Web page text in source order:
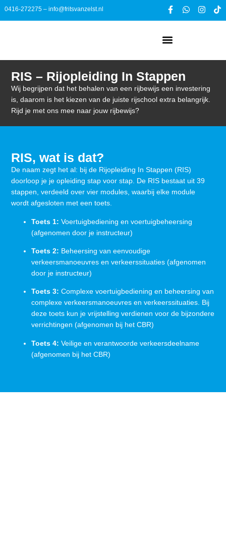
0416-272275– info@fritsvanzelst.nl
RIS – Rijopleiding In Stappen
Wij begrijpen dat het behalen van een rijbewijs een investering
is, daarom is het kiezen van de juiste rijschool extra belangrijk.
Rijd je met ons mee naar jouw rijbewijs?
RIS, wat is dat?
De naam zegt het al: bij de Rijopleiding In Stappen (RIS)
doorloop je je opleiding stap voor stap. De RIS bestaat uit 39
stappen, verdeeld over vier modules, waarbij elke module
wordt afgesloten met een toets.
Toets 1: Voertuigbediening en voertuigbeheersing
(afgenomen door je instructeur)
Toets 2: Beheersing van eenvoudige
verkeersmanoeuvres en verkeerssituaties (afgenomen
door je instructeur)
Toets 3: Complexe voertuigbediening en beheersing van
complexe verkeersmanoeuvres en verkeerssituaties. Bij
deze toets kun je vrijstelling verdienen voor de bijzondere
verrichtingen (afgenomen bij het CBR)
Toets 4: Veilige en verantwoorde verkeersdeelname
(afgenomen bij het CBR)